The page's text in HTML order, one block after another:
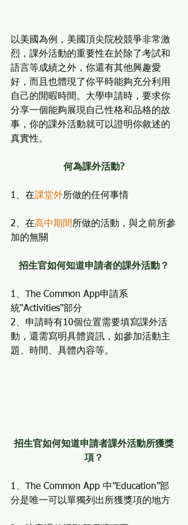
以美國為例，美國頂尖院校競爭非常激
烈，課外活動的重要性在於除了考試和
語言等成績之外，你還有其他興趣愛
好，而且也體現了你平時能夠充分利用
自己的閒暇時間。大學申請時，要求你
分享一個能夠展現自己性格和品格的故
事，你的課外活動就可以證明你敘述的
真實性。
何為課外活動?
1、在課堂外所做的任何事情
2、在高中期間所做的活動，與之前所參
加的無關
招生官如何知道申請者的課外活動？
1、The Common App申請系
統“Activities"部分
2、申請時有10個位置需要填寫課外活
動，還需寫明具體資訊，如參加活動主
題、時間、具體內容等。
招生官如何知道申請者課外活動所獲獎
項？
1、The Common App 中”Education”部
分是唯一可以單獨列出所獲獎項的地方